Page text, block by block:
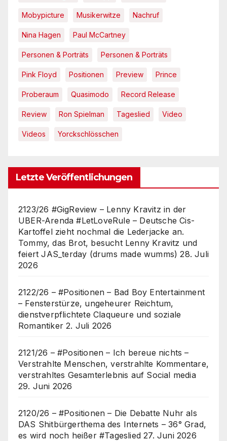
Mobypicture Musikerwitze Nachruf
Nina Hagen Paul McCartney
Personen & Porträts Personen & Porträts
Pink Floyd Positionen Preview Prince
Proberaum Quasimodo Record Release
Review Ron Spielman Tageslied Video
Videos Yorckschlösschen
Letzte Veröffentlichungen
2123/26 #GigReview – Lenny Kravitz in der
UBER-Arenda #LetLoveRule – Deutsche Cis-
Kartoffel zieht nochmal die Lederjacke an.
Tommy, das Brot, besucht Lenny Kravitz und
feiert JAS_terday (drums made wumms) 28. Juli
2026
2122/26 – #Positionen – Bad Boy Entertainment
– Fensterstürze, ungeheurer Reichtum,
dienstverpflichtete Claqueure und soziale
Romantiker 2. Juli 2026
2121/26 – #Positionen – Ich bereue nichts –
Verstrahlte Menschen, verstrahlte Kommentare,
verstrahltes Gesamterlebnis auf Social media
29. Juni 2026
2120/26 – #Positionen – Die Debatte Nuhr als
DAS Shitbürgerthema des Internets – 36° Grad,
es wird noch heißer #Tageslied 27. Juni 2026